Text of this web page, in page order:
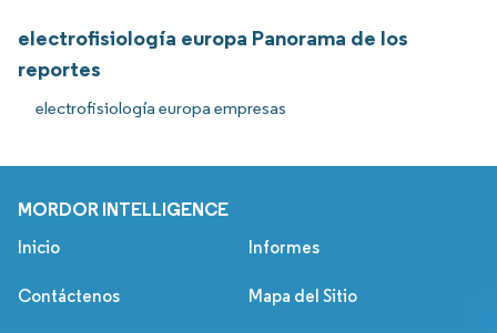
electrofisiología europa Panorama de los
reportes
electrofisiología europa empresas
MORDOR INTELLIGENCE
Inicio Informes
Contáctenos Mapa del Sitio